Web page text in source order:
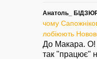
Анатоль_
чому
лобіюють
До Макара. О!
так "працює"